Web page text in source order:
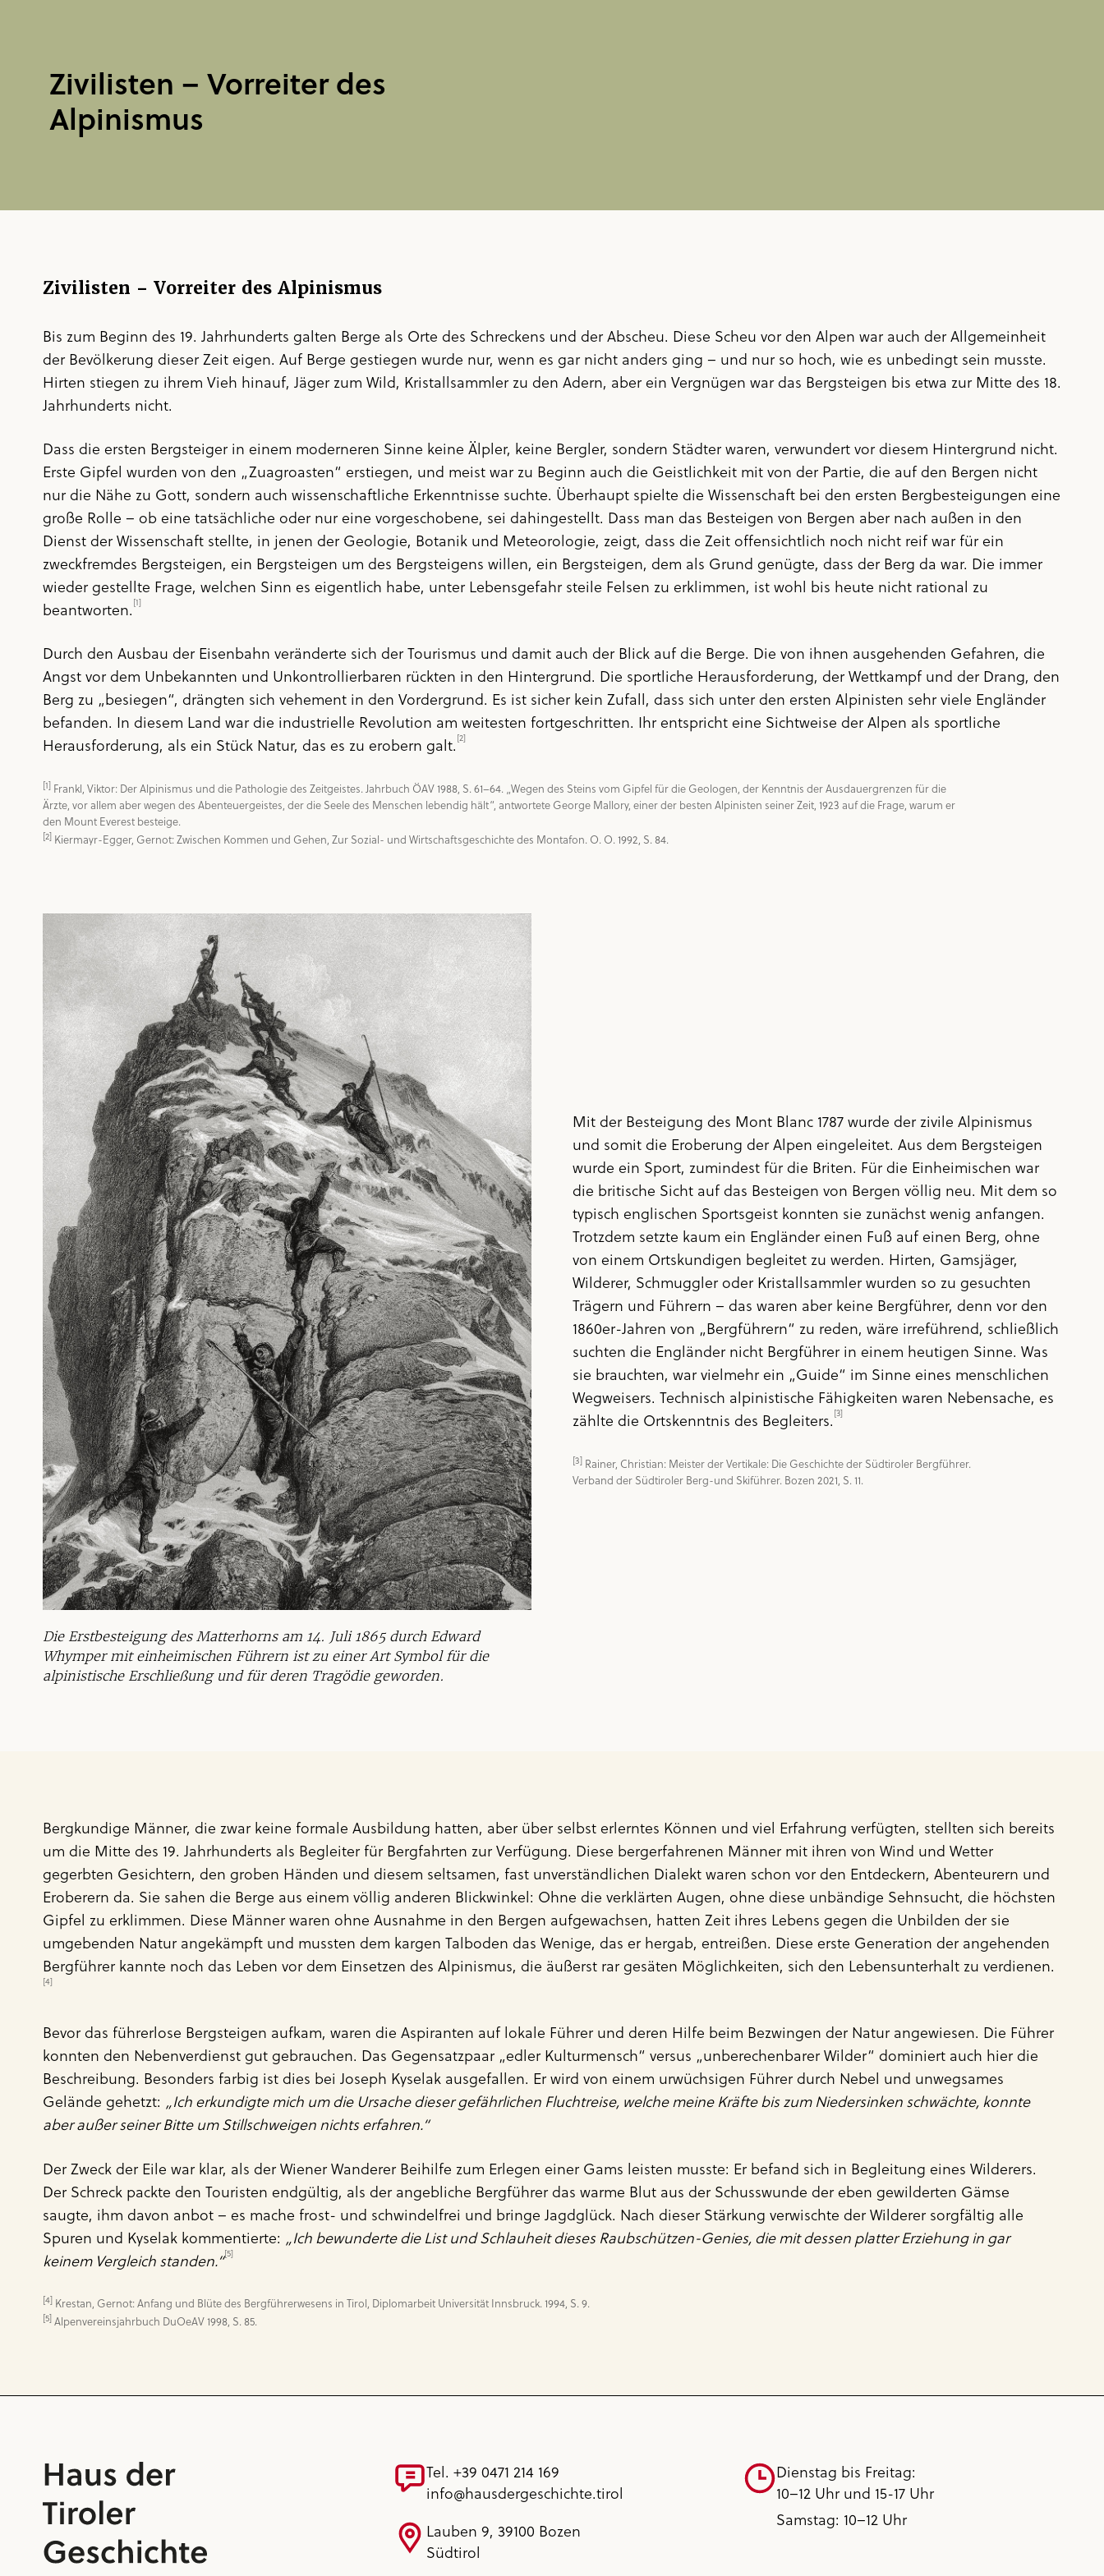
Zivilisten – Vorreiter des
Alpinismus
Zivilisten – Vorreiter des Alpinismus
Bis zum Beginn des 19. Jahrhunderts galten Berge als Orte des Schreckens und der Abscheu. Diese Scheu vor den Alpen war auch der Allgemeinheit
der Bevölkerung dieser Zeit eigen. Auf Berge gestiegen wurde nur, wenn es gar nicht anders ging – und nur so hoch, wie es unbedingt sein musste.
Hirten stiegen zu ihrem Vieh hinauf, Jäger zum Wild, Kristallsammler zu den Adern, aber ein Vergnügen war das Bergsteigen bis etwa zur Mitte des 18.
Jahrhunderts nicht.
Dass die ersten Bergsteiger in einem moderneren Sinne keine Älpler, keine Bergler, sondern Städter waren, verwundert vor diesem Hintergrund nicht.
Erste Gipfel wurden von den „Zuagroasten“ erstiegen, und meist war zu Beginn auch die Geistlichkeit mit von der Partie, die auf den Bergen nicht
nur die Nähe zu Gott, sondern auch wissenschaftliche Erkenntnisse suchte. Überhaupt spielte die Wissenschaft bei den ersten Bergbesteigungen eine
große Rolle – ob eine tatsächliche oder nur eine vorgeschobene, sei dahingestellt. Dass man das Besteigen von Bergen aber nach außen in den
Dienst der Wissenschaft stellte, in jenen der Geologie, Botanik und Meteorologie, zeigt, dass die Zeit offensichtlich noch nicht reif war für ein
zweckfremdes Bergsteigen, ein Bergsteigen um des Bergsteigens willen, ein Bergsteigen, dem als Grund genügte, dass der Berg da war. Die immer
wieder gestellte Frage, welchen Sinn es eigentlich habe, unter Lebensgefahr steile Felsen zu erklimmen, ist wohl bis heute nicht rational zu
beantworten. [1]
Durch den Ausbau der Eisenbahn veränderte sich der Tourismus und damit auch der Blick auf die Berge. Die von ihnen ausgehenden Gefahren, die
Angst vor dem Unbekannten und Unkontrollierbaren rückten in den Hintergrund. Die sportliche Herausforderung, der Wettkampf und der Drang, den
Berg zu „besiegen“, drängten sich vehement in den Vordergrund. Es ist sicher kein Zufall, dass sich unter den ersten Alpinisten sehr viele Engländer
befanden. In diesem Land war die industrielle Revolution am weitesten fortgeschritten. Ihr entspricht eine Sichtweise der Alpen als sportliche
Herausforderung, als ein Stück Natur, das es zu erobern galt. [2]
[1] Frankl, Viktor: Der Alpinismus und die Pathologie des Zeitgeistes. Jahrbuch ÖAV 1988, S. 61–64. „Wegen des Steins vom Gipfel für die Geologen, der Kenntnis der Ausdauergrenzen für die
Ärzte, vor allem aber wegen des Abenteuergeistes, der die Seele des Menschen lebendig hält“, antwortete George Mallory, einer der besten Alpinisten seiner Zeit, 1923 auf die Frage, warum er
[2] Kiermayr-Egger, Gernot: Zwischen Kommen und Gehen, Zur Sozial- und Wirtschaftsgeschichte des Montafon. O. O. 1992, S. 84.
Die Erstbesteigung des Matterhorns am 14. Juli 1865 durch Edward
Whymper mit einheimischen Führern ist zu einer Art Symbol für die
alpinistische Erschließung und für deren Tragödie geworden.
Mit der Besteigung des Mont Blanc 1787 wurde der zivile Alpinismus
und somit die Eroberung der Alpen eingeleitet. Aus dem Bergsteigen
wurde ein Sport, zumindest für die Briten. Für die Einheimischen war
die britische Sicht auf das Besteigen von Bergen völlig neu. Mit dem so
typisch englischen Sportsgeist konnten sie zunächst wenig anfangen.
Trotzdem setzte kaum ein Engländer einen Fuß auf einen Berg, ohne
von einem Ortskundigen begleitet zu werden. Hirten, Gamsjäger,
Wilderer, Schmuggler oder Kristallsammler wurden so zu gesuchten
Trägern und Führern – das waren aber keine Bergführer, denn vor den
1860er-Jahren von „Bergführern“ zu reden, wäre irreführend, schließlich
suchten die Engländer nicht Bergführer in einem heutigen Sinne. Was
sie brauchten, war vielmehr ein „Guide“ im Sinne eines menschlichen
Wegweisers. Technisch alpinistische Fähigkeiten waren Nebensache, es
zählte die Ortskenntnis des Begleiters. [3]
[3] Rainer, Christian: Meister der Vertikale: Die Geschichte der Südtiroler Bergführer.
Verband der Südtiroler Berg-und Skiführer. Bozen 2021, S. 11.
Bergkundige Männer, die zwar keine formale Ausbildung hatten, aber über selbst erlerntes Können und viel Erfahrung verfügten, stellten sich bereits
um die Mitte des 19. Jahrhunderts als Begleiter für Bergfahrten zur Verfügung. Diese bergerfahrenen Männer mit ihren von Wind und Wetter
gegerbten Gesichtern, den groben Händen und diesem seltsamen, fast unverständlichen Dialekt waren schon vor den Entdeckern, Abenteurern und
Eroberern da. Sie sahen die Berge aus einem völlig anderen Blickwinkel: Ohne die verklärten Augen, ohne diese unbändige Sehnsucht, die höchsten
Gipfel zu erklimmen. Diese Männer waren ohne Ausnahme in den Bergen aufgewachsen, hatten Zeit ihres Lebens gegen die Unbilden der sie
umgebenden Natur angekämpft und mussten dem kargen Talboden das Wenige, das er hergab, entreißen. Diese erste Generation der angehenden
Bergführer kannte noch das Leben vor dem Einsetzen des Alpinismus, die äußerst rar gesäten Möglichkeiten, sich den Lebensunterhalt zu verdienen.
[4]
Bevor das führerlose Bergsteigen aufkam, waren die Aspiranten auf lokale Führer und deren Hilfe beim Bezwingen der Natur angewiesen. Die Führer
konnten den Nebenverdienst gut gebrauchen. Das Gegensatzpaar „edler Kulturmensch“ versus „unberechenbarer Wilder“ dominiert auch hier die
Beschreibung. Besonders farbig ist dies bei Joseph Kyselak ausgefallen. Er wird von einem urwüchsigen Führer durch Nebel und unwegsames
Gelände gehetzt: „Ich erkundigte mich um die Ursache dieser gefährlichen Fluchtreise, welche meine Kräfte bis zum Niedersinken schwächte, konnte
aber außer seiner Bitte um Stillschweigen nichts erfahren.“
Der Zweck der Eile war klar, als der Wiener Wanderer Beihilfe zum Erlegen einer Gams leisten musste: Er befand sich in Begleitung eines Wilderers.
Der Schreck packte den Touristen endgültig, als der angebliche Bergführer das warme Blut aus der Schusswunde der eben gewilderten Gämse
saugte, ihm davon anbot – es mache frost- und schwindelfrei und bringe Jagdglück. Nach dieser Stärkung verwischte der Wilderer sorgfältig alle
Spuren und Kyselak kommentierte: „Ich bewunderte die List und Schlauheit dieses Raubschützen-Genies, die mit dessen platter Erziehung in gar
keinem Vergleich standen.“[5]
[4]
[5] Alpenvereinsjahrbuch DuOeAV 1998, S. 85.
Tel. +39 0471 214 169
info@hausdergeschichte.tirol
Lauben 9, 39100 Bozen
Südtirol
Dienstag bis Freitag:
10–12 Uhr und 15-17 Uhr
Samstag: 10–12 Uhr